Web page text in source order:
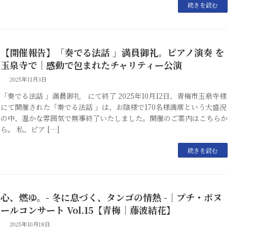
続きを読む
【開催報告】「奏でる法話 」満員御礼。ピアノ演奏 を
玉泉寺で｜感動で包まれたチャリティー公演
2025年11月3日
「奏でる法話 」満員御礼 にて終了 2025年10月12日、青梅市玉泉寺様
にて開催された「奏でる法話 」は、お陰様で170名様満席という大盛況
の中、温かな雰囲気で無事終了いたしました。開催のご案内はこちらか
ら。 私、ピア […]
続きを読む
心、燃ゆ。- 冬に息づく、タンゴの情熱 -｜プチ・ボヌ
ールコンサート Vol.15【青梅｜藤波結花】
2025年10月18日